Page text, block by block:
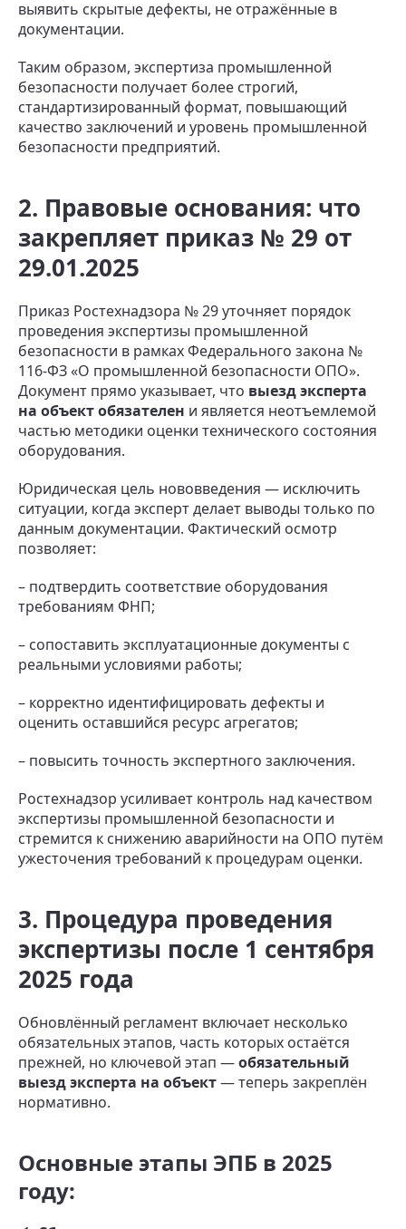
выявить скрытые дефекты, не отражённые в
документации.
Таким образом, экспертиза промышленной
безопасности получает более строгий,
стандартизированный формат, повышающий
качество заключений и уровень промышленной
безопасности предприятий.
2. Правовые основания: что
закрепляет приказ № 29 от
29.01.2025
Приказ Ростехнадзора № 29 уточняет порядок
проведения экспертизы промышленной
безопасности в рамках Федерального закона №
116-ФЗ «О промышленной безопасности ОПО».
Документ прямо указывает, что выезд эксперта
на объект обязателен и является неотъемлемой
частью методики оценки технического состояния
оборудования.
Юридическая цель нововведения — исключить
ситуации, когда эксперт делает выводы только по
данным документации. Фактический осмотр
позволяет:
– подтвердить соответствие оборудования
требованиям ФНП;
– сопоставить эксплуатационные документы с
реальными условиями работы;
– корректно идентифицировать дефекты и
оценить оставшийся ресурс агрегатов;
– повысить точность экспертного заключения.
Ростехнадзор усиливает контроль над качеством
экспертизы промышленной безопасности и
стремится к снижению аварийности на ОПО путём
ужесточения требований к процедурам оценки.
3. Процедура проведения
экспертизы после 1 сентября
2025 года
Обновлённый регламент включает несколько
обязательных этапов, часть которых остаётся
прежней, но ключевой этап —обязательный
выезд эксперта на объект— теперь закреплён
нормативно.
Основные этапы ЭПБ в 2025
году: